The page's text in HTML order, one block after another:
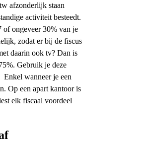
afzonderlijk staan
activiteit besteedt.
of ongeveer 30% van je
zodat er bij de fiscus
daarin ook tv? Dan is
Gebruik je deze
Enkel wanneer je een
Op een apart kantoor is
elk fiscaal voordeel